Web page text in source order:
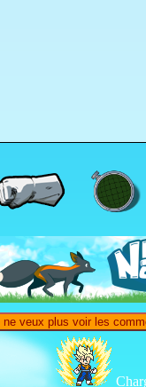
ne veux plus voir les